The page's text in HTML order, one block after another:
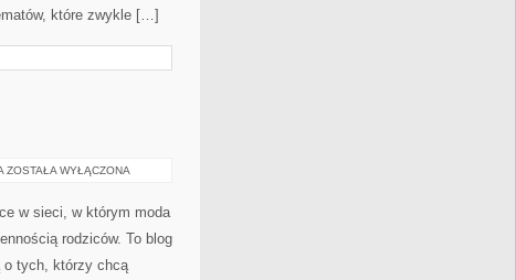
które zwykle […]
PYTANIA
ZOSTAŁA WYŁĄCZONA
w sieci, w którym moda
rodziców. To blog
o tych, którzy chcą